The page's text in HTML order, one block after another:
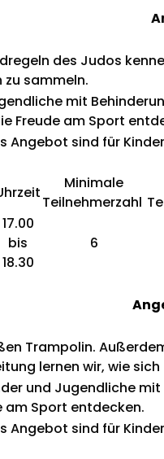
des Judos
zu sammeln.
mit
Freude am Sport
Angebot sind für
Minimale
Teilnehmerzahl
17.00
bis
18.30
6
Trampolin.
lernen wir, wie
und Jugendliche
am Sport entdecken.
Angebot sind für